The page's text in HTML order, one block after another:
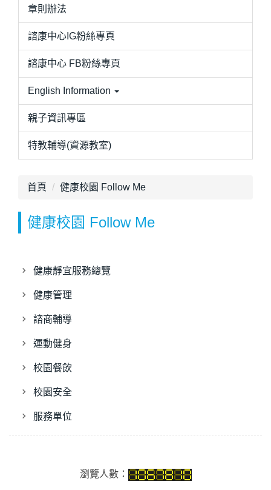
章則辦法
諮康中心IG粉絲專頁
諮康中心 FB粉絲專頁
English Information
親子資訊專區
特教輔導(資源教室)
首頁 健康校園 Follow Me
健康校園 Follow Me
健康靜宜服務總覽
健康管理
諮商輔導
運動健身
校園餐飲
校園安全
服務單位
瀏覽人數：